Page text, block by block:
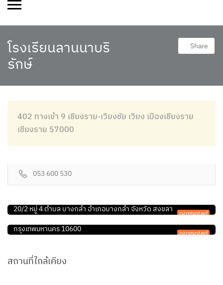
โรงเรียนลานนาบริ
รักษ์
Share
402 ทางเข้า 9 เชียงราย-เวียงชัย เวียง เมืองเชียงราย
เชียงราย 57000
053 600 530
promoted
กายภาพบำบัด
20/2 หมู่ 4 ตำบล บางกล่ำ อำเภอบางกล่ำ จังหวัด สงขลา
promoted
สหคลินิกพีระกายภาพบำบัดและการประกอบโรคศิลปะสา
902 ซอยเจริญนคร 30/1 ถ.เจริญนคร บางลำภูล่าง คลองสาน
กรุงเทพมหานคร 10600
สถานที่ใกล้เคียง